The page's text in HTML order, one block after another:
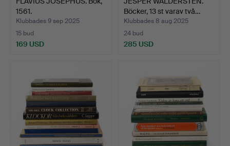
1561.
Klubbades 9 sep 2025
15 bud
169 USD
Böcker, 13 st varav två…
Klubbades 8 aug 2025
24 bud
285 USD